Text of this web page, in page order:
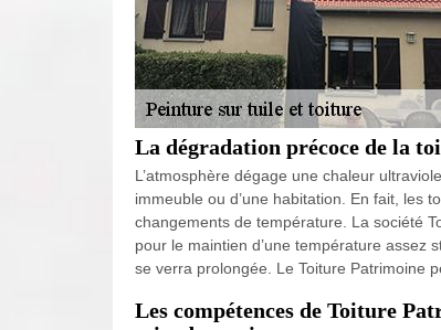
La dégradation précoce de la
L’atmosphère dégage une chaleur
immeuble ou d’une habitation. En fait, les
changements de température. La société
pour le maintien d’une température assez
se verra prolongée. Le Toiture Patrimoine
Les compétences de Toiture